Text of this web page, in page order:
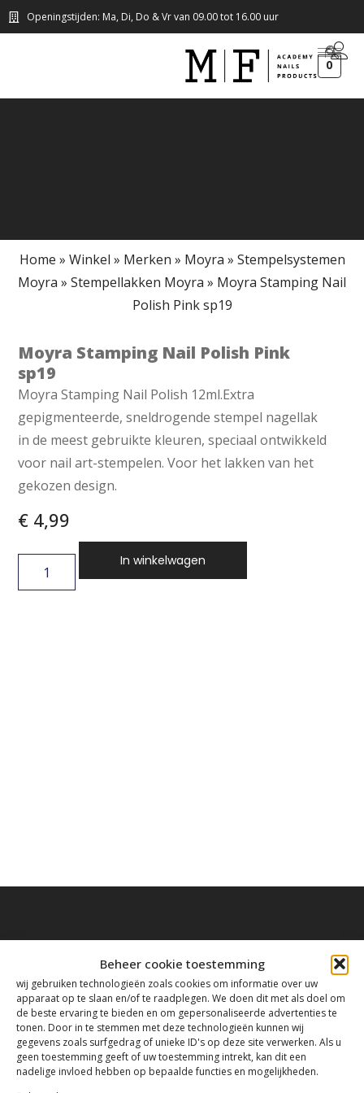
Beheer cookie toestemming
wij gebruiken technologieën zoals cookies om informatie over uw
apparaat op te slaan en/of te raadplegen. We doen dit met als doel om
de beste ervaring te bieden en om gepersonaliseerde advertenties te
tonen. Door in te stemmen met deze technologieën kunnen wij
gegevens zoals surfgedrag of unieke ID's op deze site verwerken. Als u
geen toestemming geeft of uw toestemming intrekt, kan dit een
nadelige invloed hebben op bepaalde functies en mogelijkheden.
Openingstijden: Ma, Di, Do & Vr van 09.00 tot 16.00 uur
0
Home » Winkel » Merken » Moyra » Stempelsystemen
Moyra » Stempellakken Moyra » Moyra Stamping Nail
Polish Pink sp19
Moyra Stamping Nail Polish Pink
sp19
Moyra Stamping Nail Polish 12ml.Extra
gepigmenteerde, sneldrogende stempel nagellak
in de meest gebruikte kleuren, speciaal ontwikkeld
voor nail art-stempelen. Voor het lakken van het
gekozen design.
€ 4,99
In winkelwagen
Contact
Tanthofdreef 7 2623 EW Delft
015-2120822